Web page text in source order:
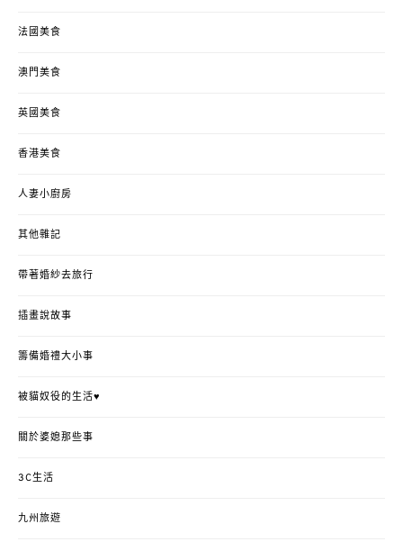
法國美食
澳門美食
英國美食
香港美食
人妻小廚房
其他雜記
帶著婚紗去旅行
插畫說故事
籌備婚禮大小事
被貓奴役的生活♥
關於婆媳那些事
3C生活
九州旅遊